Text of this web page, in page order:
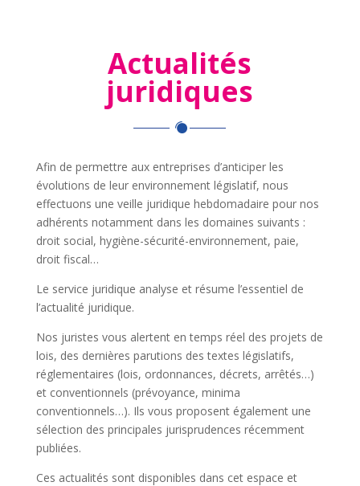
Actualités
juridiques
Afin de permettre aux entreprises d’anticiper les
évolutions de leur environnement législatif, nous
effectuons une veille juridique hebdomadaire pour nos
adhérents notamment dans les domaines suivants :
droit social, hygiène-sécurité-environnement, paie,
droit fiscal…
Le service juridique analyse et résume l’essentiel de
l’actualité juridique.
Nos juristes vous alertent en temps réel des projets de
lois, des dernières parutions des textes législatifs,
réglementaires (lois, ordonnances, décrets, arrêtés…)
et conventionnels (prévoyance, minima
conventionnels…). Ils vous proposent également une
sélection des principales jurisprudences récemment
publiées.
Ces actualités sont disponibles dans cet espace et